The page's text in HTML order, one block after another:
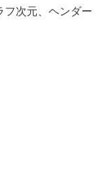
フ次元、ヘンダー